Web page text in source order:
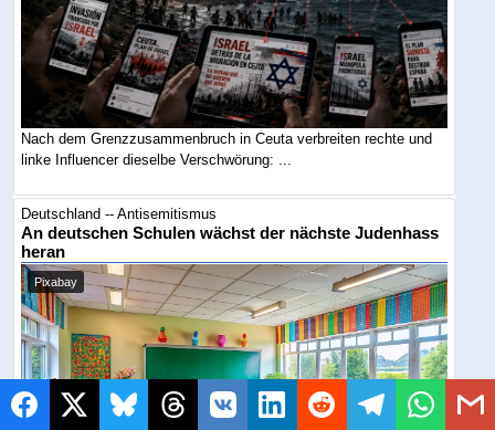
Nach dem Grenzzusammenbruch in Ceuta verbreiten rechte und
linke Influencer dieselbe Verschwörung: ...
Deutschland -- Antisemitismus
An deutschen Schulen wächst der nächste Judenhass
heran
Pixabay